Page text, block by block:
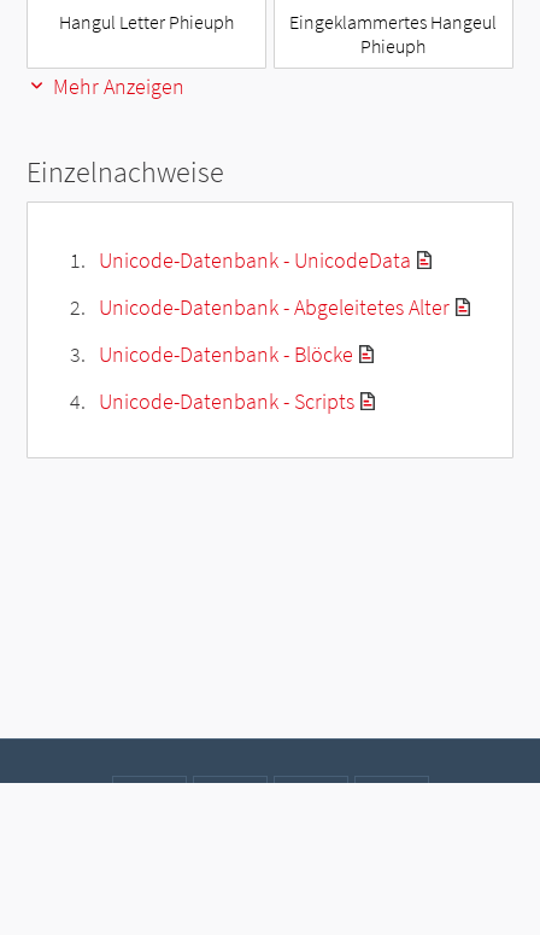
Hangul Letter Phieuph
Eingeklammertes Hangeul
Phieuph
Mehr Anzeigen
Einzelnachweise
Unicode-Datenbank - UnicodeData
Unicode-Datenbank - Abgeleitetes Alter
Unicode-Datenbank - Blöcke
Unicode-Datenbank - Scripts